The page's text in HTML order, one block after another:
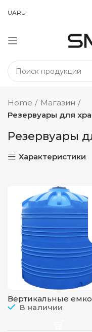
UARU
Home
Магазин
Резервуары для
Резервуары
Характеристики
Вертикальные
В наличии